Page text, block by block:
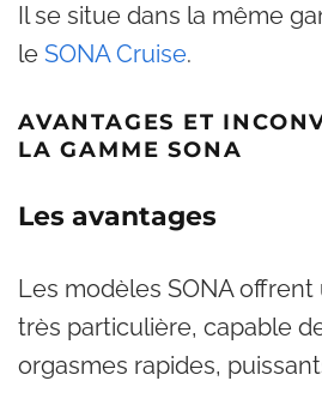
Il se situe dans la même
le SONA Cruise.
AVANTAGES ET
LA GAMME SONA
Les avantages
Les modèles SONA
très particulière, capable
orgasmes rapides,